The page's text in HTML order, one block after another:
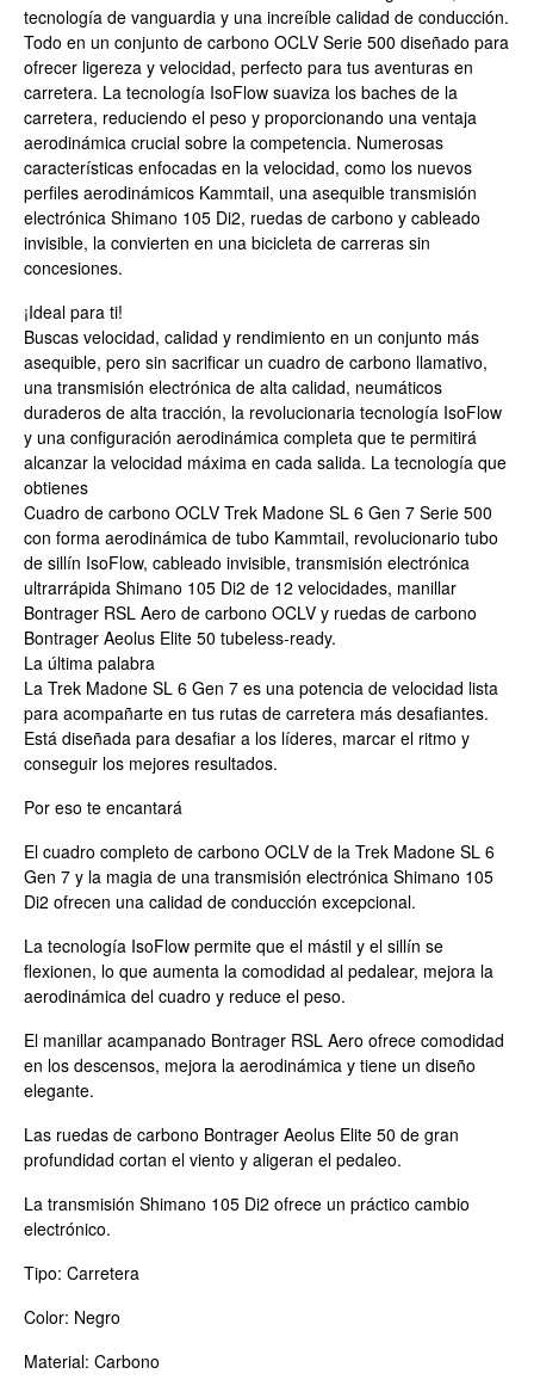
tecnología de vanguardia y una increíble calidad de conducción.
Todo en un conjunto de carbono OCLV Serie 500 diseñado para
ofrecer ligereza y velocidad, perfecto para tus aventuras en
carretera. La tecnología IsoFlow suaviza los baches de la
carretera, reduciendo el peso y proporcionando una ventaja
aerodinámica crucial sobre la competencia. Numerosas
características enfocadas en la velocidad, como los nuevos
perfiles aerodinámicos Kammtail, una asequible transmisión
electrónica Shimano 105 Di2, ruedas de carbono y cableado
invisible, la convierten en una bicicleta de carreras sin
concesiones.
¡Ideal para ti!
Buscas velocidad, calidad y rendimiento en un conjunto más
asequible, pero sin sacrificar un cuadro de carbono llamativo,
una transmisión electrónica de alta calidad, neumáticos
duraderos de alta tracción, la revolucionaria tecnología IsoFlow
y una configuración aerodinámica completa que te permitirá
alcanzar la velocidad máxima en cada salida. La tecnología que
obtienes
Cuadro de carbono OCLV Trek Madone SL 6 Gen 7 Serie 500
con forma aerodinámica de tubo Kammtail, revolucionario tubo
de sillín IsoFlow, cableado invisible, transmisión electrónica
ultrarrápida Shimano 105 Di2 de 12 velocidades, manillar
Bontrager RSL Aero de carbono OCLV y ruedas de carbono
Bontrager Aeolus Elite 50 tubeless-ready.
La última palabra
La Trek Madone SL 6 Gen 7 es una potencia de velocidad lista
para acompañarte en tus rutas de carretera más desafiantes.
Está diseñada para desafiar a los líderes, marcar el ritmo y
conseguir los mejores resultados.
Por eso te encantará
El cuadro completo de carbono OCLV de la Trek Madone SL 6
Gen 7 y la magia de una transmisión electrónica Shimano 105
Di2 ofrecen una calidad de conducción excepcional.
La tecnología IsoFlow permite que el mástil y el sillín se
flexionen, lo que aumenta la comodidad al pedalear, mejora la
aerodinámica del cuadro y reduce el peso.
El manillar acampanado Bontrager RSL Aero ofrece comodidad
en los descensos, mejora la aerodinámica y tiene un diseño
elegante.
Las ruedas de carbono Bontrager Aeolus Elite 50 de gran
profundidad cortan el viento y aligeran el pedaleo.
La transmisión Shimano 105 Di2 ofrece un práctico cambio
electrónico.
Tipo: Carretera
Color: Negro
Material: Carbono